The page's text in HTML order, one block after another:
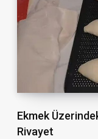
Ekmek
Rivayet